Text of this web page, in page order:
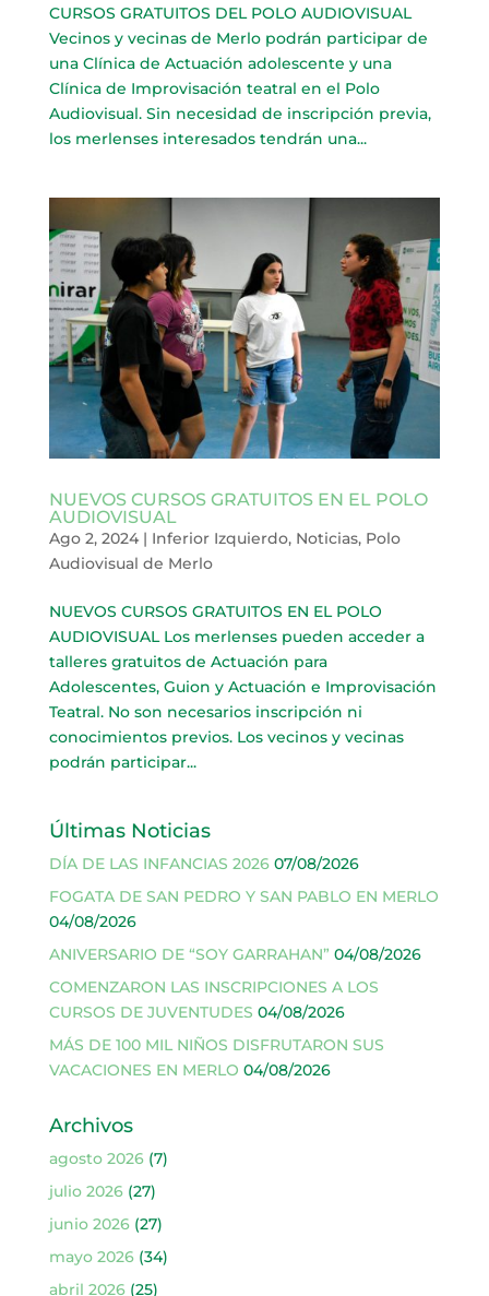
CURSOS GRATUITOS DEL POLO AUDIOVISUAL
Vecinos y vecinas de Merlo podrán participar de
una Clínica de Actuación adolescente y una
Clínica de Improvisación teatral en el Polo
Audiovisual. Sin necesidad de inscripción previa,
los merlenses interesados tendrán una...
NUEVOS CURSOS GRATUITOS EN EL POLO
AUDIOVISUAL
Ago 2, 2024| Inferior Izquierdo, Noticias, Polo
Audiovisual de Merlo
NUEVOS CURSOS GRATUITOS EN EL POLO
AUDIOVISUAL Los merlenses pueden acceder a
talleres gratuitos de Actuación para
Adolescentes, Guion y Actuación e Improvisación
Teatral. No son necesarios inscripción ni
conocimientos previos. Los vecinos y vecinas
podrán participar...
Últimas Noticias
DÍA DE LAS INFANCIAS 2026 07/08/2026
FOGATA DE SAN PEDRO Y SAN PABLO EN MERLO
04/08/2026
ANIVERSARIO DE “SOY GARRAHAN” 04/08/2026
COMENZARON LAS INSCRIPCIONES A LOS
CURSOS DE JUVENTUDES 04/08/2026
MÁS DE 100 MIL NIÑOS DISFRUTARON SUS
VACACIONES EN MERLO 04/08/2026
Archivos
agosto 2026(7)
julio 2026(27)
junio 2026(27)
mayo 2026(34)
abril 2026(25)